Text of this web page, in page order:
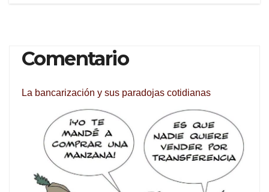
Comentario
La bancarización y sus paradojas cotidianas